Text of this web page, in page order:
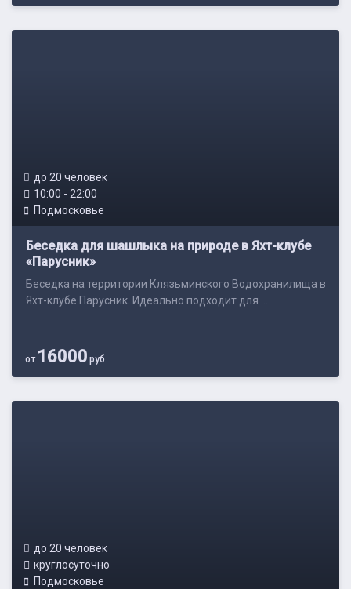
до 20 человек
10:00 - 22:00
Подмосковье
Беседка для шашлыка на природе в Яхт-клубе
«Парусник»
Беседка на территории Клязьминского Водохранилища в
Яхт-клубе Парусник. Идеально подходит для ...
от 16000 руб
до 20 человек
круглосуточно
Подмосковье